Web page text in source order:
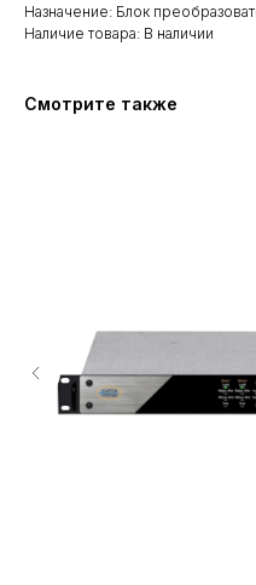
Назначение: Блок
Наличие товара: В наличии
Смотрите также